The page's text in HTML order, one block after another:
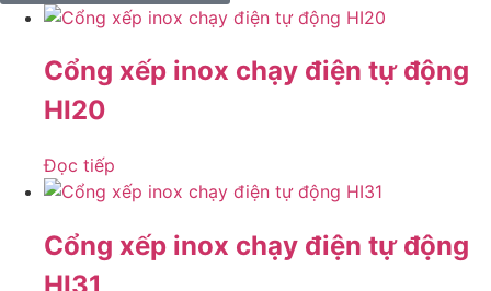
Cổng xếp inox chạy điện tự động
HI20
Đọc tiếp
Cổng xếp inox chạy điện tự động